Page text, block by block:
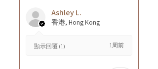
Ashley L.
香港, Hong Kong
顯示回覆 (1) 1周前